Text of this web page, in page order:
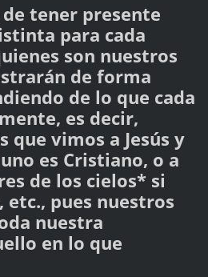
tener presente
para cada
son nuestros
de forma
de lo que cada
es decir,
vimos a Jesús y
es Cristiano, o a
de los cielos* si
etc., pues nuestros
nuestra
en lo que